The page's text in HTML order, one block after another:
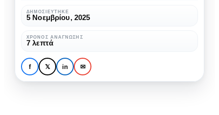
ΙΑΤΡΙΚΆ ΝΈΑ ΣΏΜΑ & ΥΓΕΊΑ
Σκλήρυνση κατά
πλάκας και ψυχική
ανθεκτικότητα
πλάκας
ψυχική
ανθεκτικότητα
ΔΗΜΟΣΙΕΎΤΗΚΕ
5 Νοεμβρίου, 2025
ΧΡΌΝΟΣ ΑΝΆΓΝΩΣΗΣ
7 λεπτά
f 𝕏 in ✉